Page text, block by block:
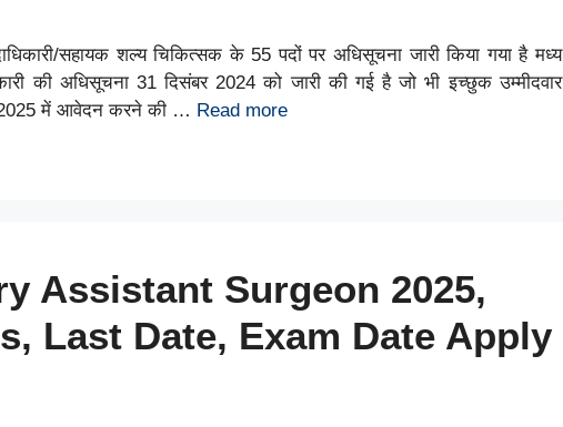
सहायक शल्य चिकित्सक के 55 पदों पर अधिसूचना जारी किया गया है मध्य
की अधिसूचना 31 दिसंबर 2024 को जारी की गई है जो भी इच्छुक उम्मीदवार
में आवेदन करने की … Read more
Assistant Surgeon 2025,
Last Date, Exam Date Apply